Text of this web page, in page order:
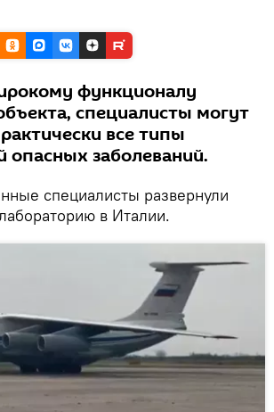
функционалу
специалисты могут
все типы
опасных заболеваний.
специалисты развернули
в Италии.